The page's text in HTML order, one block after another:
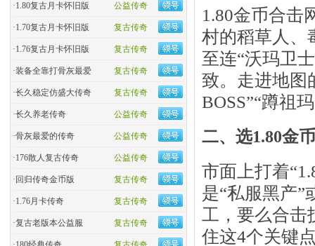
公益传奇
·1.80复古月卡怀旧版
复古传奇
·1.70复古月卡怀旧版
复古传奇
·1.76复古月卡怀旧版
复古传奇
·装备全靠打骨灰最爱
复古传奇
·长久稳定仿盛大传奇
公益传奇
·长久养老传奇
公益传奇
·骨灰最爱的传奇
公益传奇
·176散人复古传奇
复古传奇
· 回归传奇金币版
复古传奇
·1.76月卡传奇
复古传奇
·复古老版本公益服
1.80金币合击
村的稻草人、
至连“沃玛卫
致。走进地图
BOSS”“蹲祖
二、选1.80金
市面上打着
是“私服黑产
工，要么合击
住这4个关键